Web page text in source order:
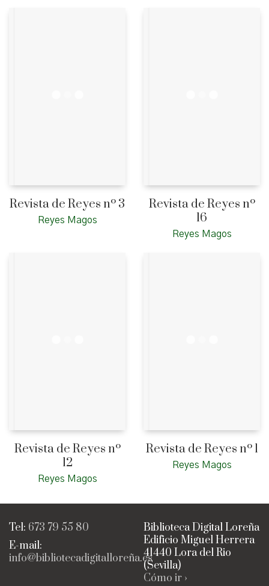
Revista de Reyes nº 3
Reyes Magos
Revista de Reyes nº
16
Reyes Magos
Revista de Reyes nº
12
Reyes Magos
Revista de Reyes nº 1
Reyes Magos
Tel: 673 79 55 80
E-mail:
info@bibliotecadigitalloreña.es
Biblioteca Digital Loreña
Edificio Miguel Herrera
41440 Lora del Rio
(Sevilla)
Cómo ir ›